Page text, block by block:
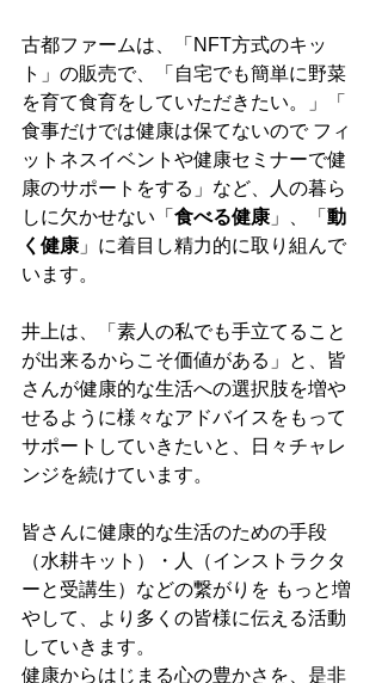
古都ファームは、「NFT方式のキッ
ト」の販売で、「自宅でも簡単に野菜
を育て食育をしていただきたい。」「
食事だけでは健康は保てないので フィ
ットネスイベントや健康セミナーで健
康のサポートをする」など、人の暮ら
しに欠かせない「 食べる健康 」、「 動
く健康 」に着目し精力的に取り組んで
います。
井上は、「素人の私でも手立てること
が出来るからこそ価値がある」と、皆
さんが健康的な生活への選択肢を増や
せるように様々なアドバイスをもって
サポートしていきたいと、日々チャレ
ンジを続けています。
皆さんに健康的な生活のための手段
（水耕キット）・人（インストラクタ
ーと受講生）などの繋がりを もっと増
やして、より多くの皆様に伝える活動
していきます。
健康からはじまる心の豊かさを、是非